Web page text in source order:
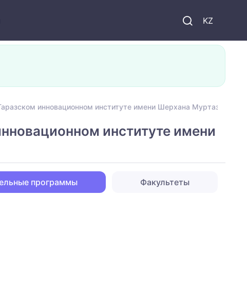
KZ
инновационном институте имени Шерхана Муртазы
институте имени
программы Факультеты